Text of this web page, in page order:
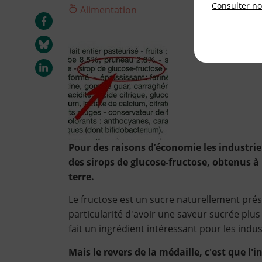
Alimentation
Pour des raisons d’économie les
des sirops de glucose-fructose, obtenus
terre.
Le fructose est un sucre naturellement
particularité d'avoir une saveur sucrée
fait un ingrédient intéressant pour les
Mais le revers de la médaille, c'est que
Consulter